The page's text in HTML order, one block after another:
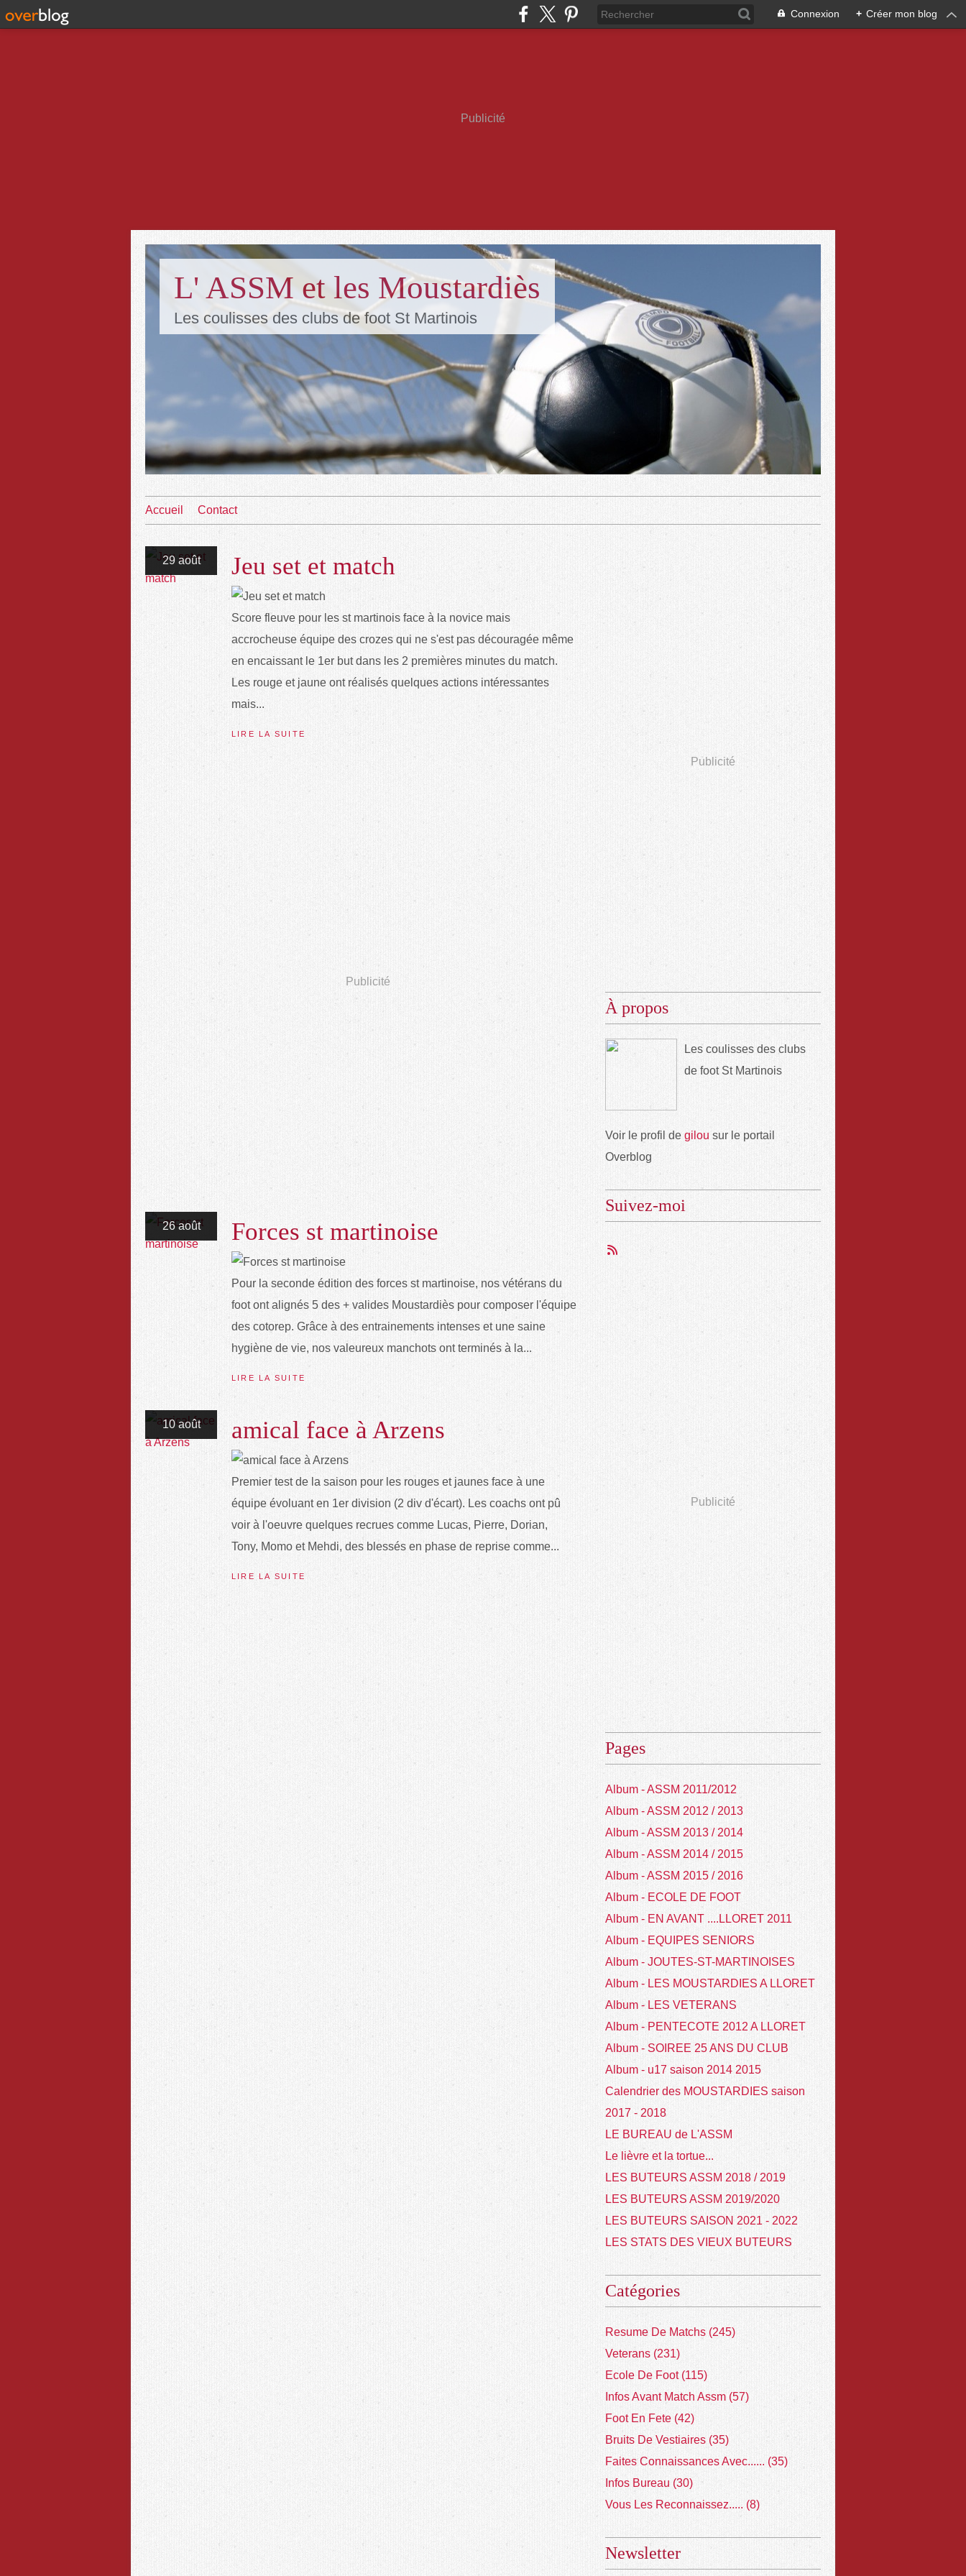
Connexion + Créer mon blog
Publicité
L' ASSM et les Moustardiès
Les coulisses des clubs de foot St Martinois
Accueil Contact
29 août Jeu set et match
Score fleuve pour les st martinois face à la novice mais
accrocheuse équipe des crozes qui ne s'est pas découragée même
en encaissant le 1er but dans les 2 premières minutes du match.
Les rouge et jaune ont réalisés quelques actions intéressantes
mais...
LIRE LA SUITE
Publicité
26 août Forces st martinoise
Pour la seconde édition des forces st martinoise, nos vétérans du
foot ont alignés 5 des + valides Moustardiès pour composer l'équipe
des cotorep. Grâce à des entrainements intenses et une saine
hygiène de vie, nos valeureux manchots ont terminés à la...
LIRE LA SUITE
10 août amical face à Arzens
Premier test de la saison pour les rouges et jaunes face à une
équipe évoluant en 1er division (2 div d'écart). Les coachs ont pû
voir à l'oeuvre quelques recrues comme Lucas, Pierre, Dorian,
Tony, Momo et Mehdi, des blessés en phase de reprise comme...
LIRE LA SUITE
Publicité
À propos
Les coulisses des clubs
de foot St Martinois
Voir le profil de gilou sur le portail
Overblog
Suivez-moi
Publicité
Pages
Album - ASSM 2011/2012
Album - ASSM 2012 / 2013
Album - ASSM 2013 / 2014
Album - ASSM 2014 / 2015
Album - ASSM 2015 / 2016
Album - ECOLE DE FOOT
Album - EN AVANT ....LLORET 2011
Album - EQUIPES SENIORS
Album - JOUTES-ST-MARTINOISES
Album - LES MOUSTARDIES A LLORET
Album - LES VETERANS
Album - PENTECOTE 2012 A LLORET
Album - SOIREE 25 ANS DU CLUB
Album - u17 saison 2014 2015
Calendrier des MOUSTARDIES saison
2017 - 2018
LE BUREAU de L'ASSM
Le lièvre et la tortue...
LES BUTEURS ASSM 2018 / 2019
LES BUTEURS ASSM 2019/2020
LES BUTEURS SAISON 2021 - 2022
LES STATS DES VIEUX BUTEURS
Catégories
Resume De Matchs (245)
Veterans (231)
Ecole De Foot(115)
Infos Avant Match Assm (57)
Foot En Fete (42)
Bruits De Vestiaires (35)
Faites Connaissances Avec...... (35)
Infos Bureau (30)
Vous Les Reconnaissez..... (8)
Newsletter